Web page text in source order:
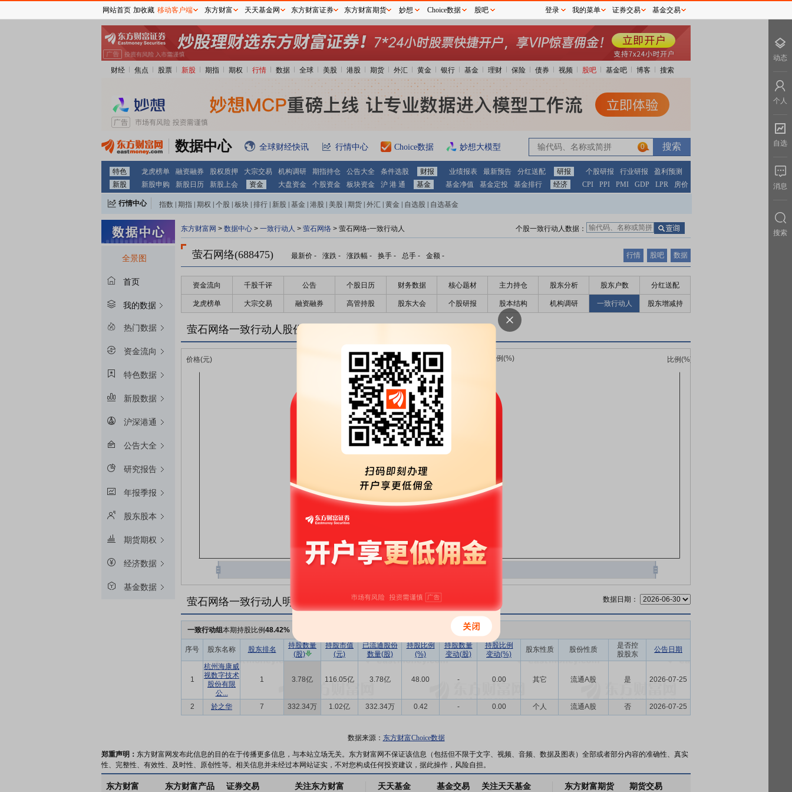
财经 焦点 股票 新股 期指 期权 行情 数据 全球 美股 港股 期货 外汇 黄金 银行 基金 理财 保险 债券 视频 股吧 基金吧 博客 搜索
数据中心 全球财经快讯 行情中心 Choice数据 妙想大模型 0
特色 龙虎榜单 融资融券 股权质押 大宗交易 机构调研 期指持仓 公告大全 条件选股 财报 业绩报表 最新预告 分红送配 研报 个股研报 行业研报
盈利预测
新股
新股申购 新股日历 新股上会 资金 大盘资金 个股资金 板块资金 沪 港 通 基金 基金净值 基金定投 基金排行 经济 CPI PPI PMI GDP LPR 房价
行情中心 指数 期指 期权 个股 板块 排行 新股 基金 港股 美股 期货 外汇 黄金 自选股 自选基金
全景图
首页
我的数据
热门数据
资金流向
特色数据
新股数据
沪深港通
公告大全
研究报告
年报季报
股东股本
期货期权
经济数据
基金数据
东方财富网 > 数据中心 > 一致行动人 > 萤石网络 > 萤石网络-一致行动人 个股一致行动人数据：
萤石网络(688475) 最新价 - 涨跌 - 涨跌幅 - 换手 - 总手 - 金额 - 行情 股吧 数据
资金流向 千股千评 公告 个股日历 财务数据 核心题材 主力持仓 股东分析 股东户数 分红送配
龙虎榜单 大宗交易 融资融券 高管持股 股东大会 个股研报 股本结构 机构调研 一致行动人 股东增减持
萤石网络一致行动人股份变化趋势图
萤石网络一致行动人明细 数据日期：
一致行动组本期持股比例48.42%
序号 股东名称 股东排名
持股数量
(股)
持股市值
(元)
已流通股份
数量(股)
持股比例
(%)
持股数量
变动(股)
持股比例
变动(%)
股东性质 股份性质
是否控
股股东
公告日期
1
杭州海康威
视数字技术
股份有限
公...
1 3.78亿 116.05亿 3.78亿 48.00 - 0.00 其它 流通A股 是 2026-07-25
2 於之华 7 332.34万 1.02亿 332.34万 0.42 - 0.00 个人 流通A股 否 2026-07-25
数据来源： 东方财富Choice数据
郑重声明： 东方财富网发布此信息的目的在于传播更多信息，与本站立场无关。东方财富网不保证该信息（包括但不限于文字、视频、音频、数据及图表）全部或者部分内容的准确性、真实
性、完整性、有效性、及时性、原创性等。相关信息并未经过本网站证实，不对您构成任何投资建议，据此操作，风险自担。
东方财富 东方财富产品 证券交易 关注东方财富 天天基金 基金交易 关注天天基金 东方财富期货 期货交易
网站首页 加收藏 移动客户端 东方财富 天天基金网 东方财富证券 东方财富期货 妙想 Choice数据 股吧 登录 我的菜单 证券交易 基金交易
动态
个人
自选
消息
搜索